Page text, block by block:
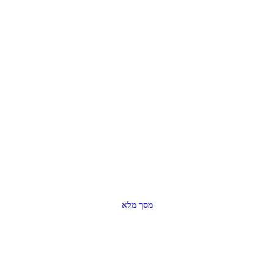
מסך מלא